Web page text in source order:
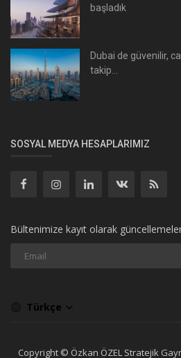
başladık
Dubai de güvenilir,
takip...
SOSYAL MEDYA HESAPLARIMIZ
Bültenimize kayıt olarak
Türkçe
Copyright © Özkan ÖZEL Stratejik